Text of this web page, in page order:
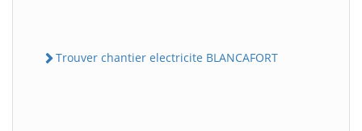
Trouver chantier electricite BLANCAFORT